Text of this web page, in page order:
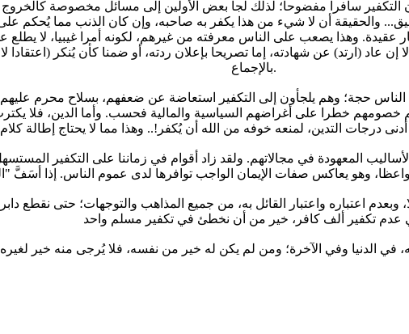
والحقيقة أن لا شيء من هذا يكفر به صاحبه، وإن كان الذنب مما يُحكم
عقيدة. وهذا يصعب على الناس معرفته من غيرهم، لكونه أمرا غيبيا، لا يطلع
إن عاد (ارتد) عن شهادته، إما تصريحا بإعلان ردته، أو ضمنا كأن يُنكر (اعتقادا
بالإجماع.
خطرا على أغراضهم السياسية والمالية فحسب. وأما الدين، فلا يكترث